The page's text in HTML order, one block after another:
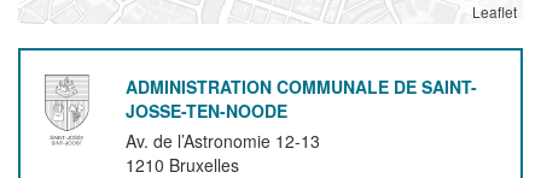
Leaflet
ADMINISTRATION COMMUNALE DE SAINT-
JOSSE-TEN-NOODE
Av. de l’Astronomie 12-13
1210 Bruxelles